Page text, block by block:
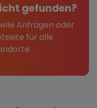
gefunden?
Anfragen oder
für alle